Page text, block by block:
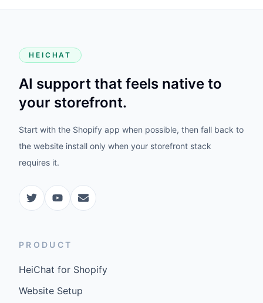
HEICHAT
AI support that feels native to
your storefront.
Start with the Shopify app when possible, then fall back to
the website install only when your storefront stack
requires it.
PRODUCT
HeiChat for Shopify
Website Setup